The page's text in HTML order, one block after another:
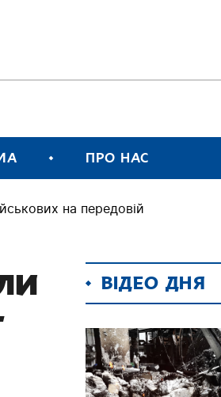
ПРО НАС
на передовій
ВІДЕО ДНЯ